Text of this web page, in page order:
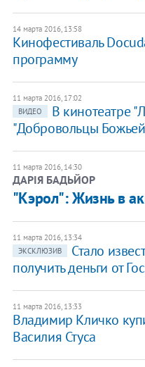
14 марта 2016, 13:58
Кинофестиваль
программу
11 марта 2016, 17:02
ВИДЕО
В кинотеатре
"Добровольцы
11 марта 2016, 14:30
ДАРІЯ БАДЬЙОР
"Кэрол": Жизнь в
11 марта 2016, 13:34
ЭКСКЛЮЗИВ
Стало
получить деньги от
11 марта 2016, 13:33
Владимир Кличко
Василия Стуса